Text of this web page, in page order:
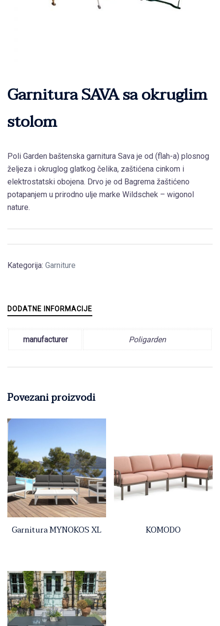
Garnitura SAVA sa okruglim
stolom
Poli Garden baštenska garnitura Sava je od (flah-a) plosnog
željeza i okruglog glatkog čelika, zaštićena cinkom i
elektrostatski obojena. Drvo je od Bagrema žaštićeno
potapanjem u prirodno ulje marke Wildschek – wigonol
nature.
Kategorija: Garniture
DODATNE INFORMACIJE
manufacturer Poligarden
Povezani proizvodi
Garnitura MYNOKOS XL KOMODO